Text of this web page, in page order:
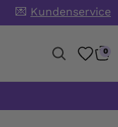
💌 Kundenservice
0